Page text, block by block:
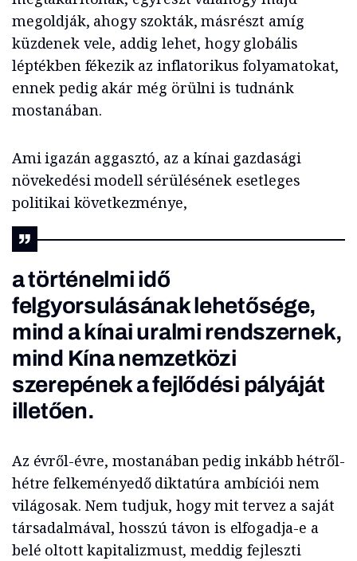
megoldják, ahogy szokták, másrészt amíg
küzdenek vele, addig lehet, hogy globális
léptékben fékezik az inflatorikus folyamatokat,
ennek pedig akár még örülni is tudnánk
mostanában.
Ami igazán aggasztó, az a kínai gazdasági
növekedési modell sérülésének esetleges
politikai következménye,
a történelmi idő
felgyorsulásának lehetősége,
mind a kínai uralmi rendszernek,
mind Kína nemzetközi
szerepének a fejlődési pályáját
illetően.
Az évről-évre, mostanában pedig inkább hétről-
hétre felkeményedő diktatúra ambíciói nem
világosak. Nem tudjuk, hogy mit tervez a saját
társadalmával, hosszú távon is elfogadja-e a
belé oltott kapitalizmust, meddig fejleszti